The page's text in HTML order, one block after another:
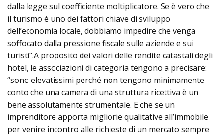
dalla legge sul coefficiente moltiplicatore. Se è vero che
il turismo è uno dei fattori chiave di sviluppo
dell’economia locale, dobbiamo impedire che venga
soffocato dalla pressione fiscale sulle aziende e sui
turisti”.A proposito dei valori delle rendite catastali degli
hotel, le associazioni di categoria tengono a precisare:
“sono elevatissimi perché non tengono minimamente
conto che una camera di una struttura ricettiva è un
bene assolutamente strumentale. E che se un
imprenditore apporta migliorie qualitative all’immobile
per venire incontro alle richieste di un mercato sempre